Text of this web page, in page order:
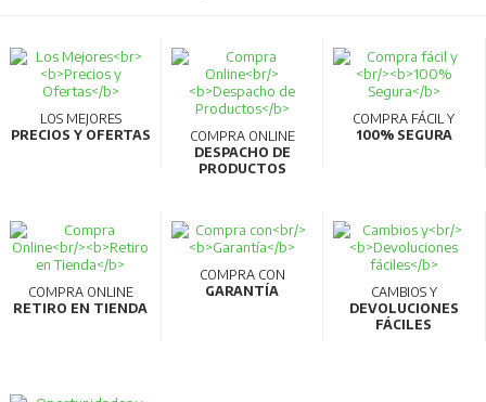
LOS MEJORES
PRECIOS Y OFERTAS
COMPRA ONLINE
DESPACHO DE
PRODUCTOS
COMPRA FÁCIL Y
100% SEGURA
COMPRA ONLINE
RETIRO EN TIENDA
COMPRA CON
GARANTÍA
CAMBIOS Y
DEVOLUCIONES
FÁCILES